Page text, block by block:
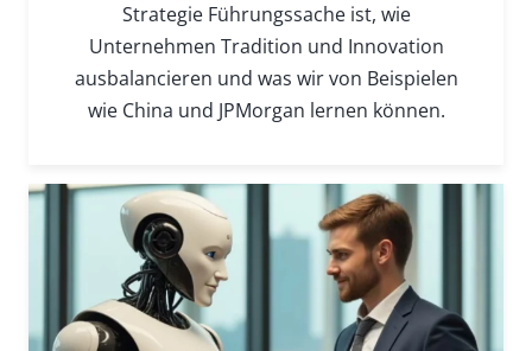
Strategie Führungssache ist, wie
Unternehmen Tradition und Innovation
ausbalancieren und was wir von Beispielen
wie China und JPMorgan lernen können.